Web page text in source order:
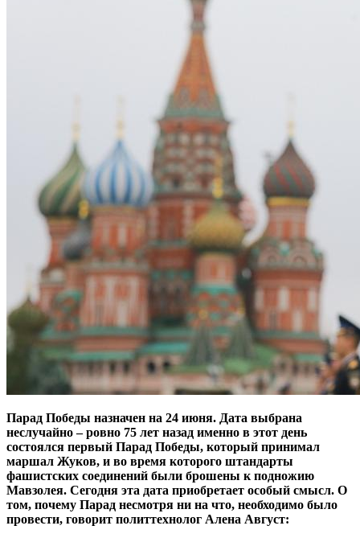
Парад Победы назначен на 24 июня. Дата выбрана
неслучайно – ровно 75 лет назад именно в этот день
состоялся первый Парад Победы, который принимал
маршал Жуков, и во время которого штандарты
фашистских соединений были брошены к подножию
Мавзолея. Сегодня эта дата приобретает особый смысл. О
том, почему Парад несмотря ни на что, необходимо было
провести, говорит политтехнолог Алена Август: